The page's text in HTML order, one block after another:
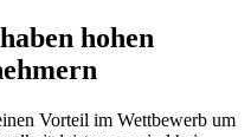
hohen
Vorteil im Wettbewerb um